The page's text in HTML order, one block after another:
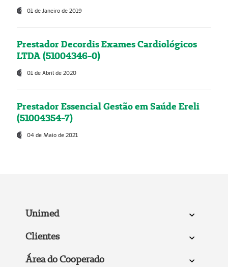
01 de Janeiro de 2019
Prestador Decordis Exames Cardiológicos
LTDA (51004346-0)
01 de Abril de 2020
Prestador Essencial Gestão em Saúde Ereli
(51004354-7)
04 de Maio de 2021
Unimed
Clientes
Área do Cooperado